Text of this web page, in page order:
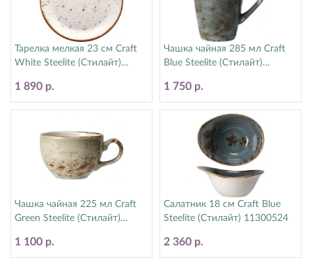
Тарелка мелкая 23 см Craft
White Steelite (Стилайт)
1 890 р.
Чашка чайная 285 мл Craft
Blue Steelite (Стилайт)
1 750 р.
Чашка чайная 225 мл Craft
Green Steelite (Стилайт)
1 100 р.
Салатник 18 см Craft Blue
Steelite (Стилайт) 11300524
2 360 р.